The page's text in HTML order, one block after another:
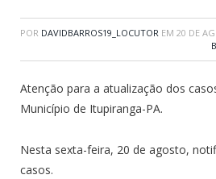
POR DAVIDBARROS19_LOCUTOR EM 20 DE
Atenção para a atualização dos
Município de Itupiranga-PA.
Nesta sexta-feira, 20 de agosto,
casos.